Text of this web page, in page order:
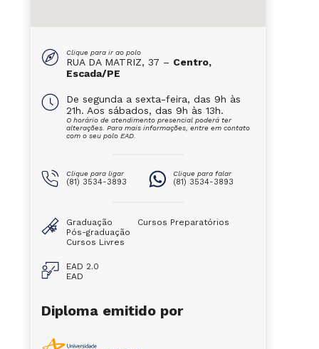
Clique para ir ao polo
RUA DA MATRIZ, 37 – Centro,
Escada/PE
De segunda a sexta-feira, das 9h às
21h. Aos sábados, das 9h às 13h.
O horário de atendimento presencial poderá ter
alterações. Para mais informações, entre em contato
com o seu polo EAD.
Clique para ligar
(81) 3534-3893
Clique para falar
(81) 3534-3893
Graduação
Pós-graduação
Cursos Livres
Cursos Preparatórios
EAD 2.0
EAD
Diploma emitido por